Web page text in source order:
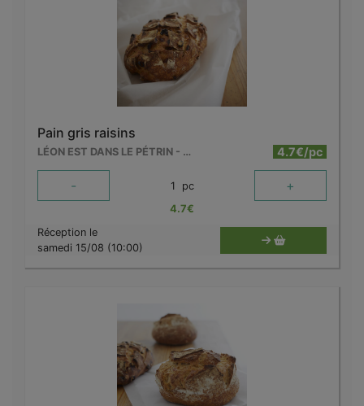
Pain gris raisins
LÉON EST DANS LE PÉTRIN - MOUSCRON 4.7€/pc
- 1 pc +
4.7€
Réception le
samedi 15/08 (10:00)